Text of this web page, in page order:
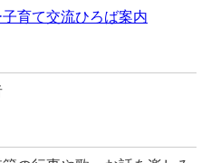
育て交流ひろば案内